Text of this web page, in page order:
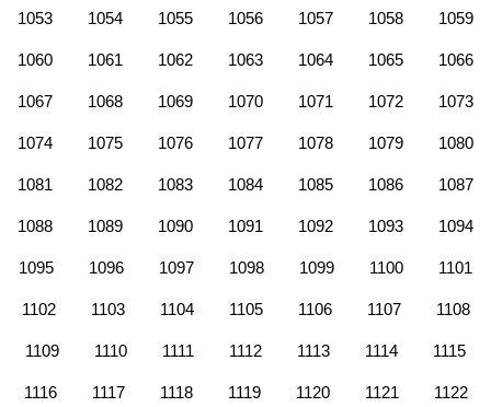
1053 1054 1055 1056 1057 1058 1059
1060 1061 1062 1063 1064 1065 1066
1067 1068 1069 1070 1071 1072 1073
1074 1075 1076 1077 1078 1079 1080
1081 1082 1083 1084 1085 1086 1087
1088 1089 1090 1091 1092 1093 1094
1095 1096 1097 1098 1099 1100 1101
1102 1103 1104 1105 1106 1107 1108
1109 1110 1111 1112 1113 1114 1115
1116 1117 1118 1119 1120 1121 1122